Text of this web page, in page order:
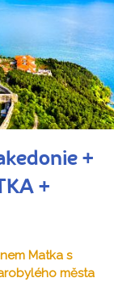
+
+
Matka s
města